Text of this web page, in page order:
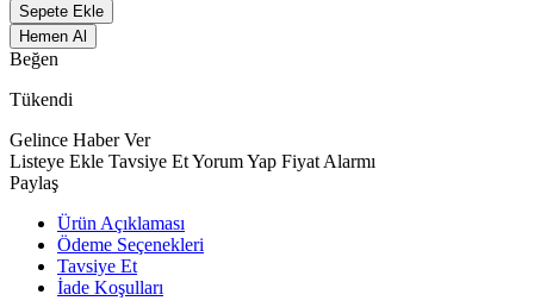
Sepete Ekle
Hemen Al
Beğen
Tükendi
Gelince Haber Ver
Listeye Ekle Tavsiye EtYorum Yap Fiyat Alarmı
Paylaş
Ürün Açıklaması
Ödeme Seçenekleri
Tavsiye Et
İade Koşulları